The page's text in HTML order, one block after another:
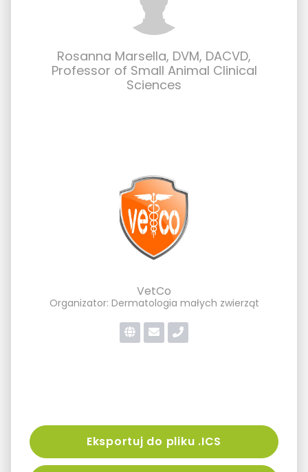
Rosanna Marsella, DVM, DACVD,
Professor of Small Animal Clinical
Sciences
VetCo
Organizator: Dermatologia małych zwierząt
Eksportuj do pliku .ICS